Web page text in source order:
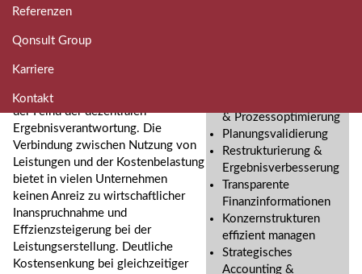
Referenzen
Qonsult Group
Karriere
Kontakt
MitILV bessere Leistung und
Interne Gemeinkostenumlagen sind
der Feind der dezentralen
Ergebnisverantwortung. Die
Verbindung zwischen Nutzung von
Leistungen und der Kostenbelastung
bietet in vielen Unternehmen
keinen Anreiz zu wirtschaftlicher
Inanspruchnahme und
Effzienzsteigerung bei der
Leistungserstellung. Deutliche
Kostensenkung bei gleichzeitiger
& Prozessoptimierung
Planungsvalidierung
Restrukturierung &
Ergebnisverbesserung
Transparente
Finanzinformationen
Konzernstrukturen
effizient managen
Strategisches
Accounting &